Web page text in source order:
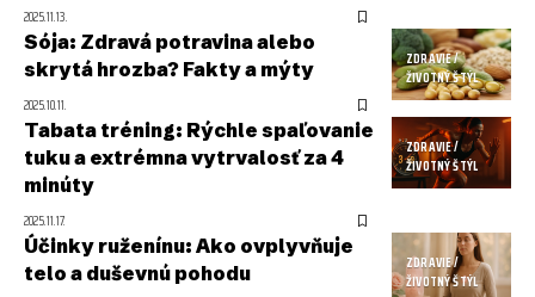
2025.11.13.
ZDRAVIE /
ŽIVOTNÝ ŠTÝL
Sója: Zdravá potravina alebo
skrytá hrozba? Fakty a mýty
2025.10.11.
ZDRAVIE /
ŽIVOTNÝ ŠTÝL
Tabata tréning: Rýchle spaľovanie
tuku a extrémna vytrvalosť za 4
minúty
2025.11.17.
ZDRAVIE /
ŽIVOTNÝ ŠTÝL
Účinky ruženínu: Ako ovplyvňuje
telo a duševnú pohodu